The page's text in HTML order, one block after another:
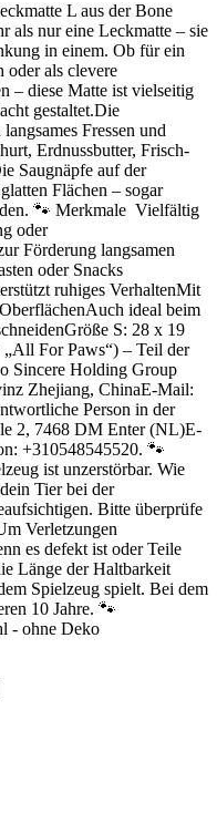
L aus der Bone
als nur eine Leckmatte – sie
in einem. Ob für ein
oder als clevere
– diese Matte ist vielseitig
gestaltet.Die
Fressen und
Erdnussbutter, Frisch-
Saugnäpfe auf der
Flächen – sogar
🐾 Merkmale Vielfältig
oder
Förderung langsamen
oder Snacks
ruhiges VerhaltenMit
ideal beim
S: 28 x 19
For Paws“) – Teil der
Sincere Holding Group
Zhejiang, ChinaE-Mail:
Person in der
2, 7468 DM Enter (NL)E-
+310548545520. 🐾
ist unzerstörbar. Wie
Tier bei der
Bitte überprüfe
Verletzungen
es defekt ist oder Teile
Länge der Haltbarkeit
Spielzeug spielt. Bei dem
10 Jahre. 🐾
- ohne Deko